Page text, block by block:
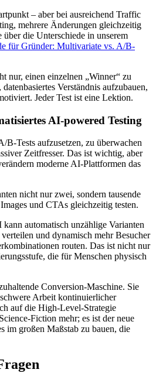
– aber bei ausreichend Traffic
mehrere Änderungen gleichzeitig
über die Unterschiede in unserem
für Gründer: Multivariate vs. A/B-
nur, einen einzelnen „Winner“ zu
Verständnis aufzubauen,
Jeder Test ist eine Lektion.
AI-powered Testing
B-Tests aufzusetzen, zu überwachen
Zeitfresser. Das ist wichtig, aber
moderne AI-Plattformen das
nicht nur zwei, sondern tausende
und CTAs gleichzeitig testen.
automatisch unzählige Varianten
und dynamisch mehr Besucher
routen. Das ist nicht nur
die für Menschen physisch
Conversion-Maschine. Sie
Arbeit kontinuierlicher
auf die High-Level-Strategie
Fiction mehr; es ist der neue
im großen Maßstab zu bauen, die